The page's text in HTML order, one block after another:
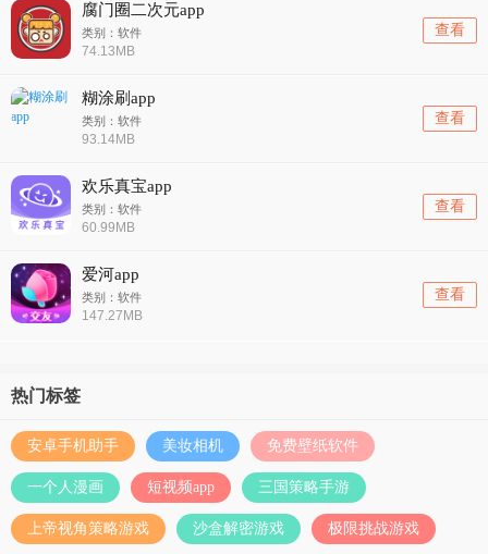
腐门圈二次元app
类别：软件
74.13MB
查看
糊涂刷app
类别：软件
93.14MB
查看
欢乐真宝app
类别：软件
60.99MB
查看
爱河app
类别：软件
147.27MB
查看
热门标签
安卓手机助手 美妆相机 免费壁纸软件
一个人漫画 短视频app 三国策略手游
上帝视角策略游戏 沙盒解密游戏 极限挑战游戏